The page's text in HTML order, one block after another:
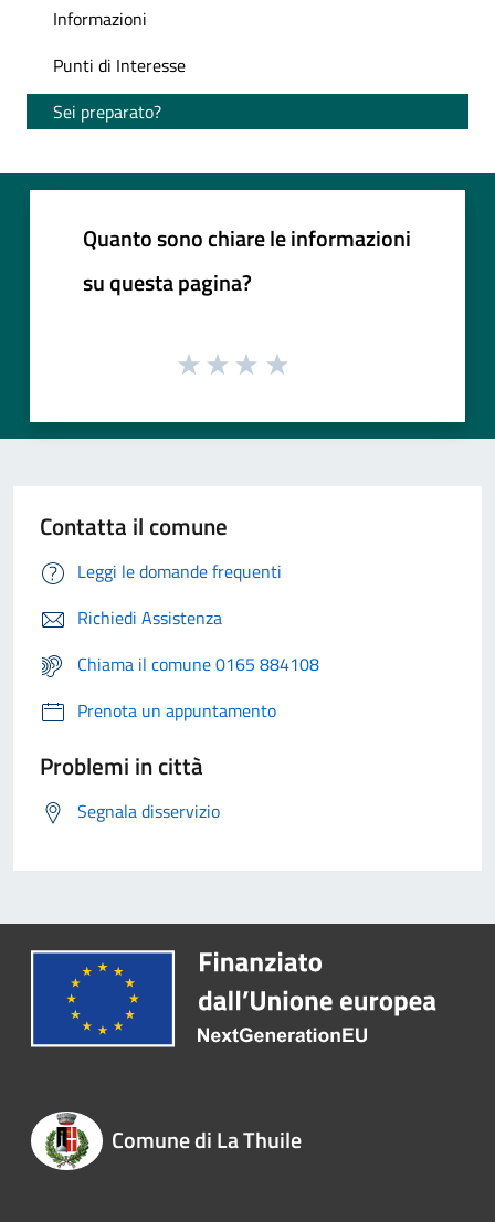
Informazioni
Punti di Interesse
Sei preparato?
Quanto sono chiare le informazioni
su questa pagina?
Contatta il comune
Leggi le domande frequenti
Richiedi Assistenza
Chiama il comune 0165 884108
Prenota un appuntamento
Problemi in città
Segnala disservizio
Comune di La Thuile